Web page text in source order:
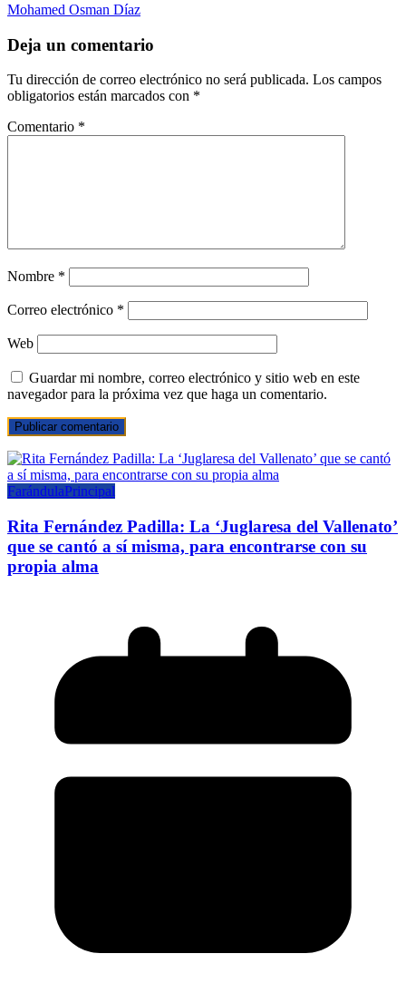
Mohamed Osman Díaz
Deja un comentario
Tu dirección de correo electrónico no será publicada. Los campos
obligatorios están marcados con *
Comentario *
Nombre *
Correo electrónico *
Web
Guardar mi nombre, correo electrónico y sitio web en este
navegador para la próxima vez que haga un comentario.
FarándulaPrincipal
Rita Fernández Padilla: La ‘Juglaresa del Vallenato’
que se cantó a sí misma, para encontrarse con su
propia alma